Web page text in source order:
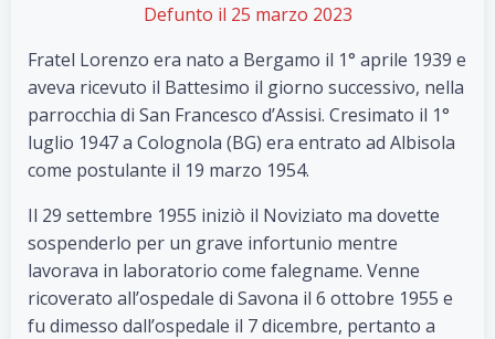
Defunto il 25 marzo 2023
Fratel Lorenzo era nato a Bergamo il 1° aprile 1939 e
aveva ricevuto il Battesimo il giorno successivo, nella
parrocchia di San Francesco d’Assisi. Cresimato il 1°
luglio 1947 a Colognola (BG) era entrato ad Albisola
come postulante il 19 marzo 1954.
Il 29 settembre 1955 iniziò il Noviziato ma dovette
sospenderlo per un grave infortunio mentre
lavorava in laboratorio come falegname. Venne
ricoverato all’ospedale di Savona il 6 ottobre 1955 e
fu dimesso dall’ospedale il 7 dicembre, pertanto a